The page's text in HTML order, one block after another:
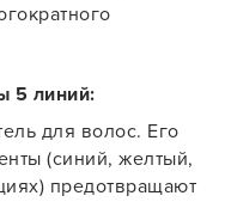
5 линий:
для волос. Его
(синий, желтый,
предотвращают